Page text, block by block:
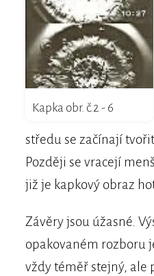
Kapka obr. č.2 - 6
středu se začínají
Později se vracejí
již je kapkový obraz
Závěry jsou úžasné.
opakovaném rozboru
vždy téměř stejný, ale